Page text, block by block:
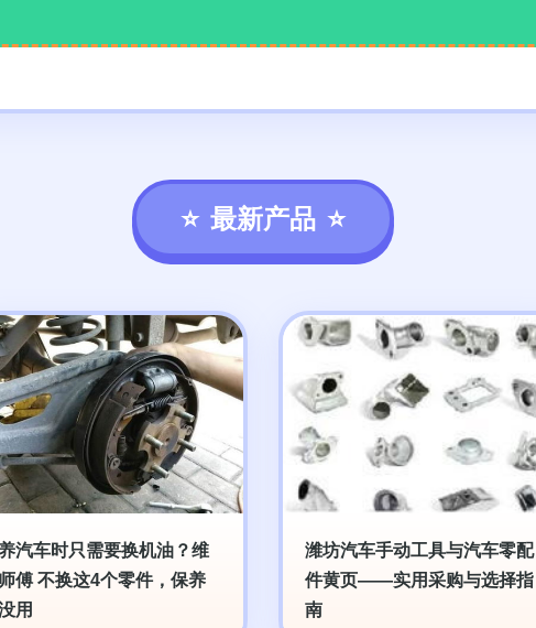
最新产品
汽车时只需要换机油？维
傅 不换这4个零件，保养
用
潍坊汽车手动工具与汽车零配
件黄页——实用采购与选择指
南